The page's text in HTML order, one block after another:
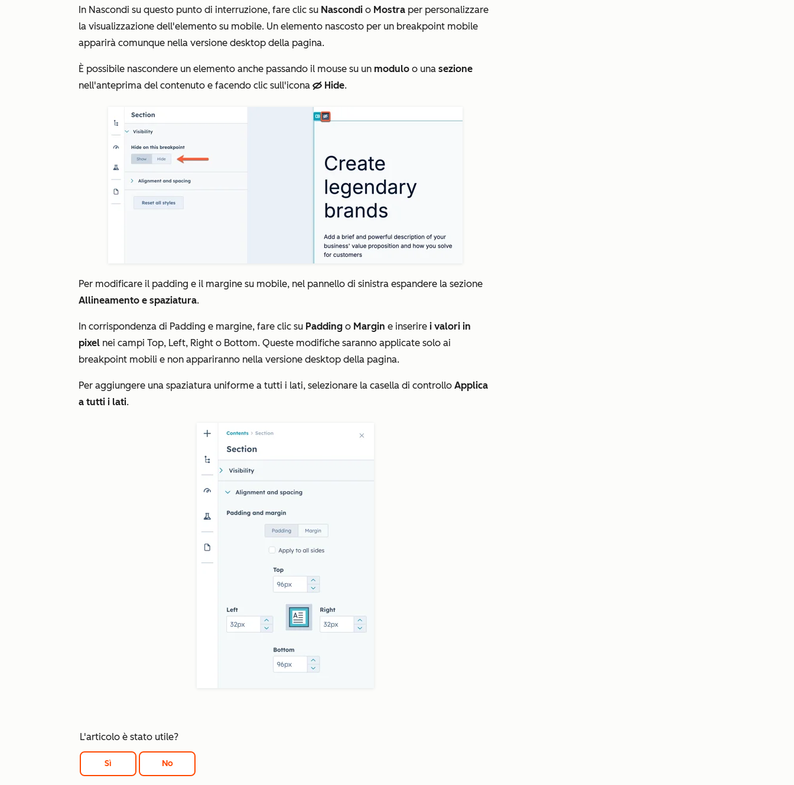
In Nascondi su questo punto di interruzione, fare clic su Nascondi o Mostra per personalizzare
la visualizzazione dell'elemento su mobile. Un elemento nascosto per un breakpoint mobile
apparirà comunque nella versione desktop della pagina.
È possibile nascondere un elemento anche passando il mouse su un modulo o una sezione
nell'anteprima del contenuto e facendo clic sull'icona hideIcon Hide.
Per modificare il padding e il margine su mobile, nel pannello di sinistra espandere la sezione
Allineamento e spaziatura.
In corrispondenza di Padding e margine, fare clic su Padding o Margin e inserire i valori in
pixel nei campi Top, Left, Right o Bottom. Queste modifiche saranno applicate solo ai
breakpoint mobili e non appariranno nella versione desktop della pagina.
Per aggiungere una spaziatura uniforme a tutti i lati, selezionare la casella di controllo Applica
a tutti i lati.
L'articolo è stato utile?
Sì No